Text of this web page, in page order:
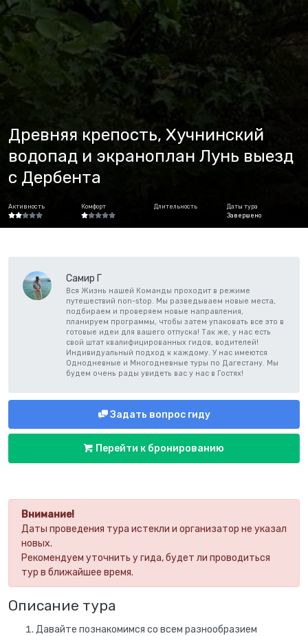
Древняя крепость, Хучнинский
водопад и экраноплан Лунь выезд
с Дербента
Активность Комфорт Длительность
Даты тура
Завершено
Внимание!
Даты проведения тура истекли и организатор не указал
новых.
Рекомендуем уточнить у гида, будет ли проводиться
тур в ближайшее время.
Описание тура
Давайте познакомимся со всем разнообразием
Самир Г
Вся Жизнь нашей Команды проходит в режиме
путешествий non-stop. Мы разведываем новые места,
подбираем и проверяем новые направления,
планируем программы, чтобы затем упаковать все это в
готовые идеи для вашего отпуска! Так же, у нас есть
свой штат квалифицированных гидов, водителей!
Индивидуальный подход к каждому. У нас имеются
Однодневные и Многодневные туры по Дагестану. Мы
будем очень рады увидеть вас у нас в Гостях!
Задать вопрос гиду
Перейти к бронированию